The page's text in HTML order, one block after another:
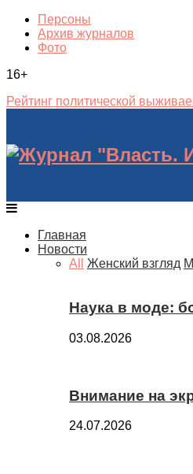
Персоны
Архив журналов
Фото
16+
Рейтинг политической
Главная
Новости
All
Женский взгляд
Наука в моде:
03.08.2026
Внимание на
24.07.2026